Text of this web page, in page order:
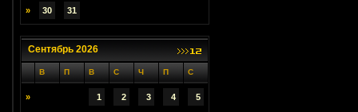
» 30 31
Сентябрь 2026
В П В С Ч П С
» 1 2 3 4 5